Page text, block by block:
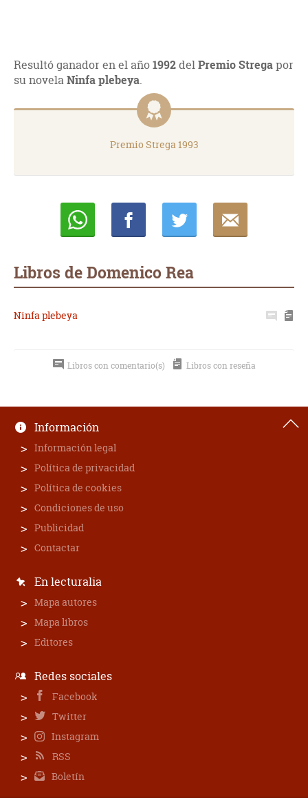
Resultó ganador en el año1992delPremio Stregapor
su novelaNinfa plebeya.
Premio Strega 1993
Libros de Domenico Rea
Ninfa plebeya
Libros con comentario(s) Libros con reseña
Información
Información legal
Política de privacidad
Política de cookies
Condiciones de uso
Publicidad
Contactar
En lecturalia
Mapa autores
Mapa libros
Editores
Redes sociales
Facebook
Twitter
Instagram
RSS
Boletín